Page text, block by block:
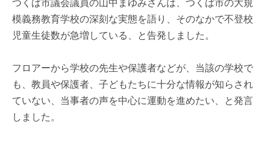
つくば市議会議員の山中まゆみさんは、つくば市の大規
模義務教育学校の深刻な実態を語り、そのなかで不登校
児童生徒数が急増している、と告発しました。
フロアーから学校の先生や保護者などが、当該の学校で
も、教員や保護者、子どもたちに十分な情報が知らされ
ていない、当事者の声を中心に運動を進めたい、と発言
しました。